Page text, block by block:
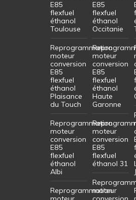
E85
flexfuel
éthanol
Toulouse
Reprogrammation
moteur
conversion
E85
flexfuel
éthanol
Plaisance
du Touch
Reprogrammation
moteur
conversion
E85
flexfuel
éthanol
Albi
Reprogrammation
E85
flexfuel
éthanol
Occitanie
moteur
conversion
E85
flexfuel
éthanol
Haute
Garonne
moteur
conversion
E85
flexfuel
éthanol 31
moteur